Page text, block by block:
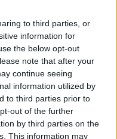
to third parties, or
information for
the below opt-out
note that after your
continue seeing
information utilized by
to third parties prior to
out of the further
by third parties on the
This information may